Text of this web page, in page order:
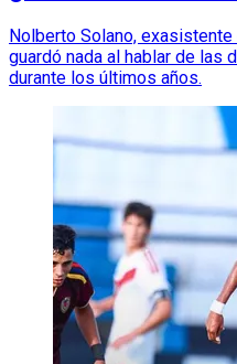
Nolberto Solano,
guardó nada al hablar de las
durante los últimos años.